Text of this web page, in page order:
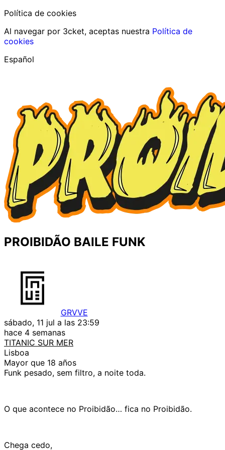
Política de cookies
Al navegar por 3cket, aceptas nuestra Política de
cookies
Español
PROIBIDÃO BAILE FUNK
GRVVE
sábado, 11 jul a las 23:59
hace 4 semanas
TITANIC SUR MER
Lisboa
Mayor que 18 años
Funk pesado, sem filtro, a noite toda.
O que acontece no Proibidão… fica no Proibidão.
Chega cedo,